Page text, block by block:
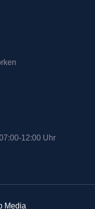
12:00 Uhr
Media